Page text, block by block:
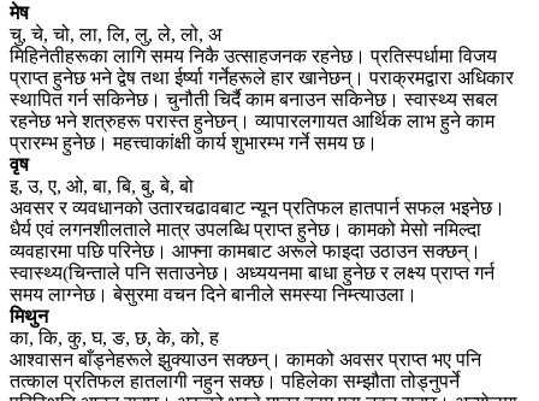
मेष
चु, चे, चो, ला, लि, लु, ले, लो, अ
मिहिनेतीहरूका लागि समय निकै उत्साहजनक रहनेछ। प्रतिस्पर्धामा विजय
प्राप्त हुनेछ भने द्वेष तथा ईर्ष्या गर्नेहरूले हार खानेछन्। पराक्रमद्वारा अधिकार
स्थापित गर्न सकिनेछ। चुनौती चिर्दै काम बनाउन सकिनेछ। स्वास्थ्य सबल
रहनेछ भने शत्रुहरू परास्त हुनेछन्। व्यापारलगायत आर्थिक लाभ हुने काम
प्रारम्भ हुनेछ। महत्त्वाकांक्षी कार्य शुभारम्भ गर्ने समय छ।
वृष
इ, उ, ए, ओ, बा, बि, बु, बे, बो
अवसर र व्यवधानको उतारचढावबाट न्यून प्रतिफल हातपार्न सफल भइनेछ।
धैर्य एवं लगनशीलताले मात्र उपलब्धि प्राप्त हुनेछ। कामको मेसो नमिल्दा
व्यवहारमा पछि परिनेछ। आफ्ना कामबाट अरूले फाइदा उठाउन सक्छन्।
स्वास्थ्य(चिन्ताले पनि सताउनेछ। अध्ययनमा बाधा हुनेछ र लक्ष्य प्राप्त गर्न
समय लाग्नेछ। बेसुरमा वचन दिने बानीले समस्या निम्त्याउला।
मिथुन
का, कि, कु, घ, ङ, छ, के, को, ह
आश्वासन बाँड्नेहरूले झुक्याउन सक्छन्। कामको अवसर प्राप्त भए पनि
तत्काल प्रतिफल हातलागी नहुन सक्छ। पहिलेका सम्झौता तोड्नुपर्ने